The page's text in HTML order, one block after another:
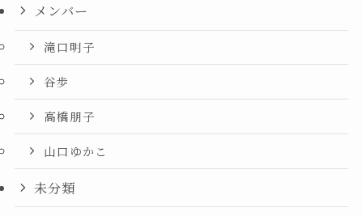
メンバー
滝口明子
谷歩
高橋朋子
山口ゆかこ
未分類